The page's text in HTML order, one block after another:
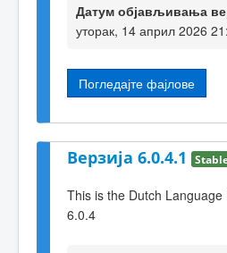
Датум објављивања
уторак, 14 април 2026
Погледајте фајлове
Верзија 6.0.4.1
This is the Dutch Language
6.0.4